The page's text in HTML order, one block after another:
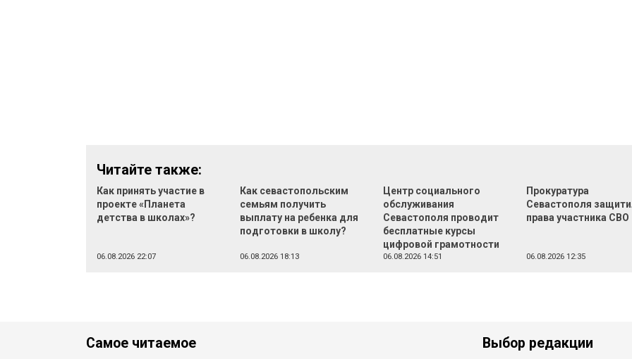
Читайте также:
Как принять участие в
проекте «Планета
детства в школах»?
06.08.2026 22:07
Как севастопольским
семьям получить
выплату на ребенка для
подготовки в школу?
06.08.2026 18:13
Центр социального
обслуживания
Севастополя проводит
бесплатные курсы
цифровой грамотности
06.08.2026 14:51
Прокуратура
Севастополя
права участника СВО
06.08.2026 12:35
Самое читаемое Выбор редакции